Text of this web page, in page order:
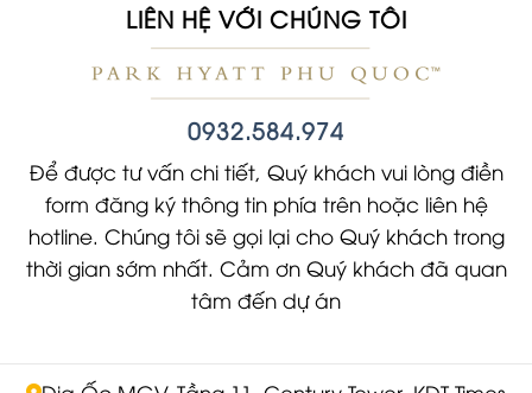
LIÊN HỆ VỚI CHÚNG TÔI
0932.584.974
Để được tư vấn chi tiết, Quý khách vui lòng điền
form đăng ký thông tin phía trên hoặc liên hệ
hotline. Chúng tôi sẽ gọi lại cho Quý khách trong
thời gian sớm nhất. Cảm ơn Quý khách đã quan
tâm đến dự án